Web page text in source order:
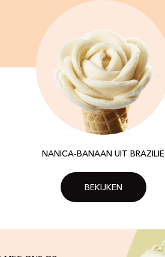
NANICA-BANAAN UIT BRAZILIË
BEKIJKEN